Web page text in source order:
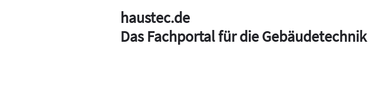
haustec.de
Das Fachportal für die Gebäudetechnik